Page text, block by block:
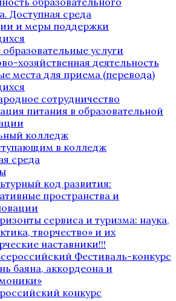
Доступная среда
и меры поддержки
услуги
хозяйственная деятельность
места для приема (перевода)
сотрудничество
питания в образовательной
колледж
в колледж
среда
код развития:
пространства и
сервиса и туризма: наука,
творчество» и их
наставники!!!
Фестиваль-конкурс
баяна, аккордеона и
конкурс